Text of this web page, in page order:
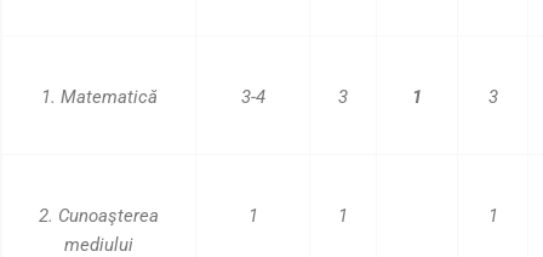
1. Matematică 3-4 3 1 3
2. Cunoaşterea
mediului
1 1 1